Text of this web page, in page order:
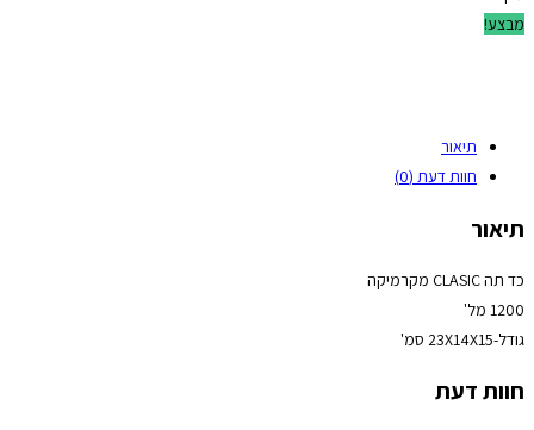
מבצע!
תיאור
חוות דעת (0)
תיאור
כד תה CLASIC מקרמיקה
1200 מל'
גודל-23X14X15 סמ'
חוות דעת